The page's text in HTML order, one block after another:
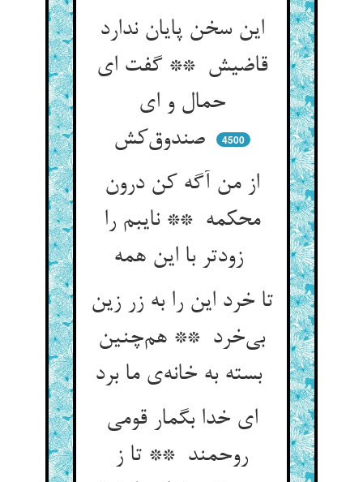
این سخن پایان ندارد
قاضیش ** گفت ای
حمال و ای
صندوق‌کش
4500
از من آگه کن درون
محکمه ** نایبم را
تا خرد این را به زر زین
بی‌خرد ** هم‌چنین
بسته به خانه‌ی ما برد
ای خدا بگمار قومی
روحمند ** تا ز